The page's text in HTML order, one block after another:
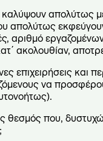
απολύτως
απολύτως
αριθμό
ακολουθίαν,
επιχειρήσεις και
να
θεσμός που,